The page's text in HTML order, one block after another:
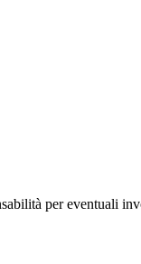
per eventuali